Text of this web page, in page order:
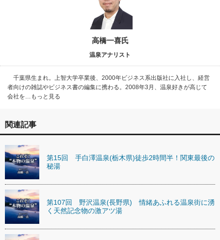
高橋一喜氏
温泉アナリスト
千葉県生まれ。上智大学卒業後、2000年ビジネス系出版社に入社し、経営
者向けの雑誌やビジネス書の編集に携わる。2008年3月、温泉好きが高じて
会社を…もっと見る
関連記事
第15回 手白澤温泉(栃木県)徒歩2時間半！関東最後の
秘湯
第107回 野沢温泉(長野県) 情緒あふれる温泉街に湧
く天然記念物の激アツ湯